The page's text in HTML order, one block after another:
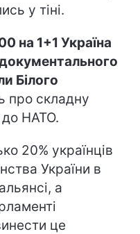
у тіні.
на 1+1 Україна
Білого
про складну
до НАТО.
20% українців
України в
а
це